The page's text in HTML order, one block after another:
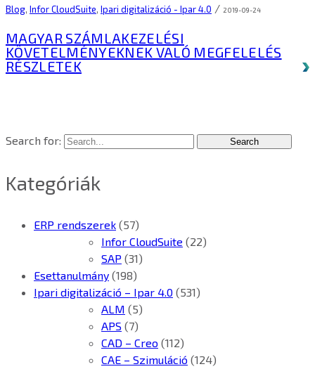
Blog, Infor CloudSuite, Ipari digitalizáció - Ipar 4.0 / 2019-09-24
MAGYAR SZÁMLAKEZELÉSI
KÖVETELMÉNYEKNEK VALÓ MEGFELELÉS
RÉSZLETEK
Search for:
Kategóriák
ERP rendszerek (57)
Infor CloudSuite (22)
SAP (31)
Esettanulmány (198)
Ipari digitalizáció – Ipar 4.0 (531)
ALM (5)
APS (7)
CAD – Creo (112)
CAE – Szimuláció (124)